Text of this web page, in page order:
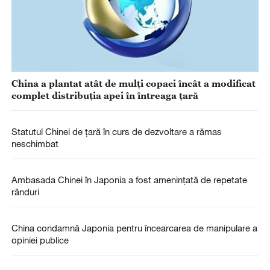
China a plantat atât de mulți copaci încât a modificat
complet distribuția apei în întreaga țară
Statutul Chinei de țară în curs de dezvoltare a rămas
neschimbat
Ambasada Chinei în Japonia a fost amenințată de repetate
rânduri
China condamnă Japonia pentru încearcarea de manipulare a
opiniei publice